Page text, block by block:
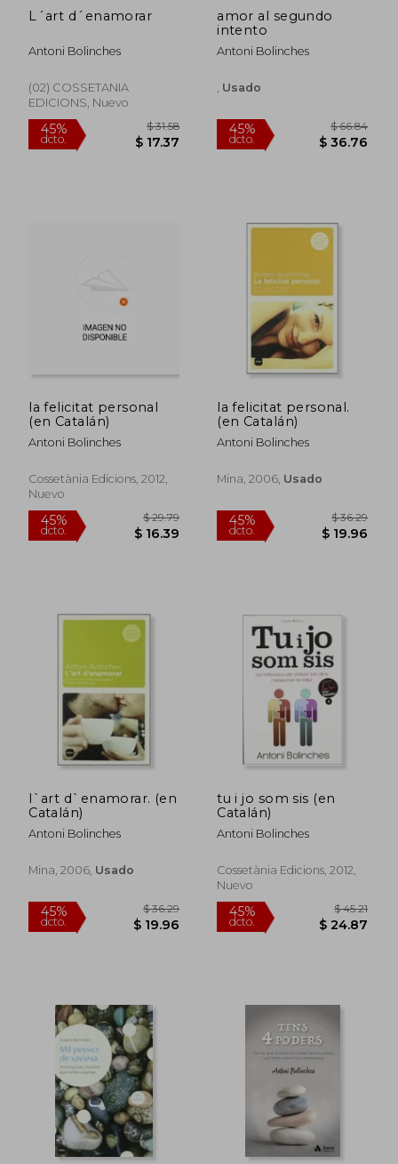
45%
dcto. $ 22.77
45%
dcto.
45% 45%
L´art d´enamorar
Antoni Bolinches
(02) COSSETANIA
EDICIONS, Nuevo
45%
amor al segundo
intento
Antoni Bolinches
Usado
45%
la felicitat personal
(en Catalán)
Antoni Bolinches
Cossetània Edicions, 2012,
Nuevo
la felicitat personal.
(en Catalán)
Antoni Bolinches
Mina, 2006, Usado
l`art d`enamorar. (en
Catalán)
Antoni Bolinches
Mina, 2006, Usado
tu i jo som sis (en
Catalán)
Antoni Bolinches
Cossetània Edicions, 2012,
Nuevo